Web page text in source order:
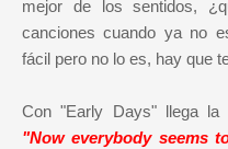
mejor de los sentidos,
canciones cuando ya no
fácil pero no lo es, hay que
Con "Early Days" llega la
"Now everybody seems